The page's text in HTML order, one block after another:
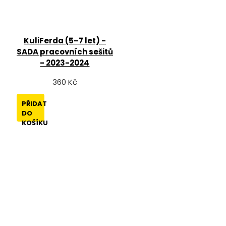
KuliFerda (5–7 let) -
SADA pracovních sešitů
- 2023-2024
360 Kč
PŘIDAT
DO
KOŠÍKU